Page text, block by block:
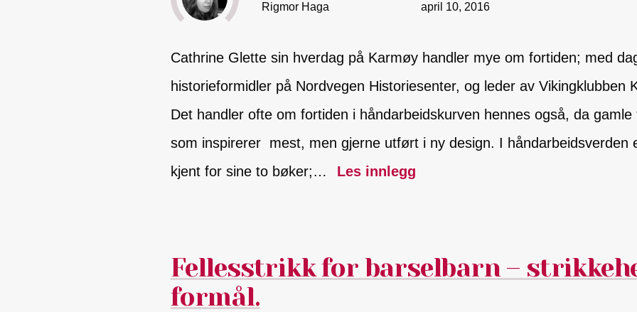
Rigmor Haga
april 10, 2016
Cathrine Glette sin hverdag på Karmøy handler mye om fortiden; med
historieformidler på Nordvegen Historiesenter, og leder av Vikingklubben
Det handler ofte om fortiden i håndarbeidskurven hennes også, da
som inspirerer mest, men gjerne utført i ny design. I håndarbeidsverden
kjent for sine to bøker;…
Les innlegg
Fellesstrikk for barselbarn –
formål.